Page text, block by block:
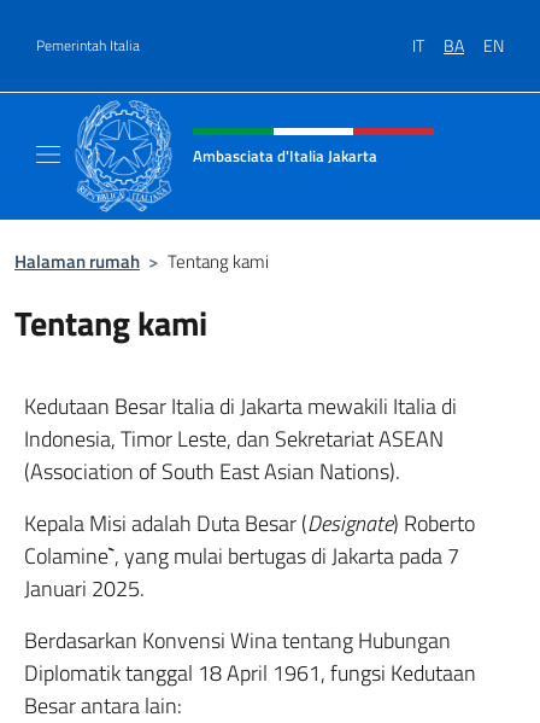
Pemerintah Italia IT BA EN
Situs tajuk, sosial, dan menu
Ambasciata d'Italia Jakarta
Halaman rumah > Tentang kami
Tentang kami
Kedutaan Besar Italia di Jakarta mewakili Italia di
Indonesia, Timor Leste, dan Sekretariat ASEAN
(Association of South East Asian Nations).
Kepala Misi adalah Duta Besar (Designate) Roberto
Colamine`, yang mulai bertugas di Jakarta pada 7
Januari 2025.
Berdasarkan Konvensi Wina tentang Hubungan
Diplomatik tanggal 18 April 1961, fungsi Kedutaan
Besar antara lain: